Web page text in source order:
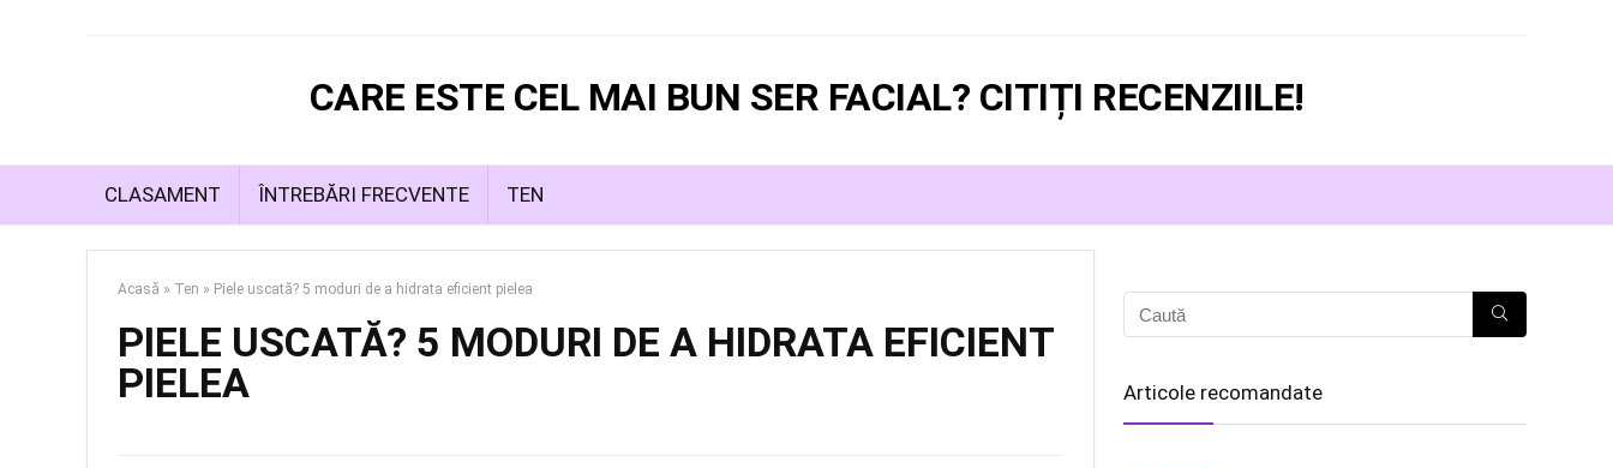
CARE ESTE CEL MAI BUN SER FACIAL? CITIȚI RECENZIILE!
CLASAMENT ÎNTREBĂRI FRECVENTE TEN
Acasă » Ten » Piele uscată? 5 moduri de a hidrata eficient pielea
PIELE USCATĂ? 5 MODURI DE A HIDRATA EFICIENT
PIELEA
Articole recomandate